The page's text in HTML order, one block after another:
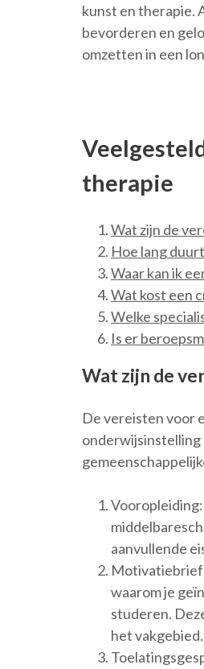
kunst en therapie.
bevorderen en
omzetten in een
therapie
Wat zijn de
Hoe lang
Waar kan ik
Wat kost een
Welke
Is er
Wat zijn de
De vereisten voor
onderwijsinstelling
aanvullende
waarom je
studeren.
het vakgebied.